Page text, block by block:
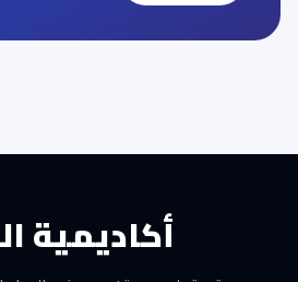
أكاديمية